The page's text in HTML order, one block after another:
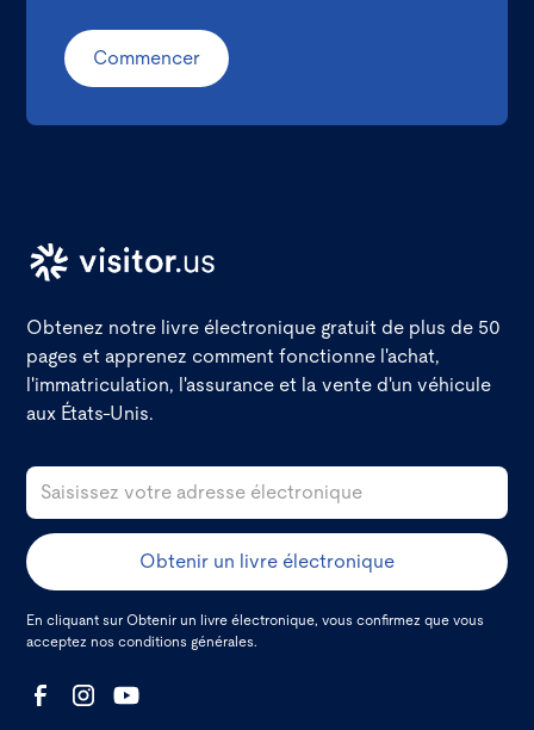
Commencer
Obtenez notre livre électronique gratuit de plus de 50
pages et apprenez comment fonctionne l'achat,
l'immatriculation, l'assurance et la vente d'un véhicule
aux États-Unis.
En cliquant sur Obtenir un livre électronique, vous confirmez que vous
acceptez nosconditions générales.